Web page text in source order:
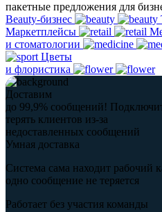
пакетные предложения для
Beauty-бизнес
Маркетплейсы
и стоматологии
Цветы
и флористика
Доставим
до 99,9% сообщений!
терять клиентов из-за
недоставленных сообщений
Умная доставка
Система сама находит рабочий
одно сообщение не теряется
Работает без участия команды